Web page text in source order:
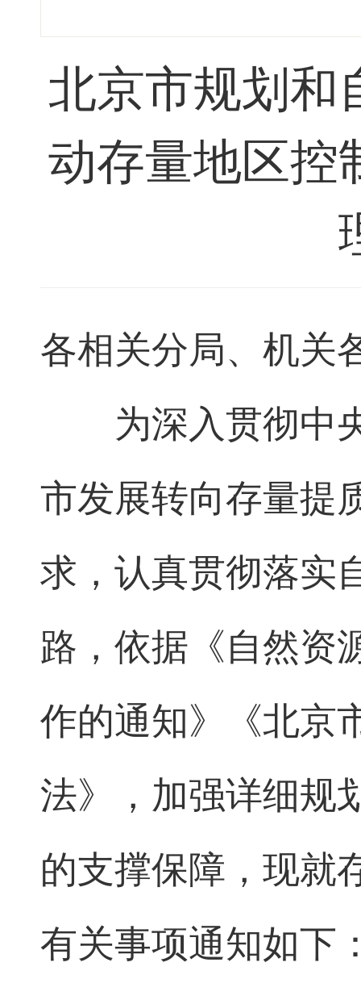
北京市规划和
动存量地区控
各相关分局、机关
为深入贯彻中
市发展转向存量提
求，认真贯彻落实
路，依据《自然资
作的通知》《北京
法》，加强详细规
的支撑保障，现就
有关事项通知如下